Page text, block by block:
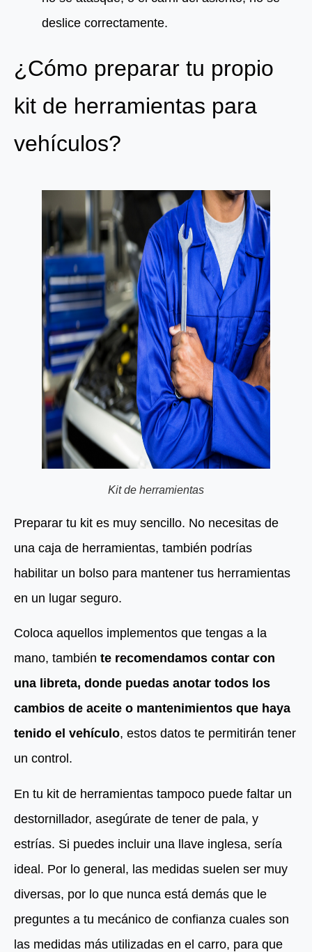
deslice correctamente.
¿Cómo preparar tu propio
kit de herramientas para
vehículos?
Kit de herramientas
Preparar tu kit es muy sencillo. No necesitas de
una caja de herramientas, también podrías
habilitar un bolso para mantener tus herramientas
en un lugar seguro.
Coloca aquellos implementos que tengas a la
mano, también te recomendamos contar con
una libreta, donde puedas anotar todos los
cambios de aceite o mantenimientos que haya
tenido el vehículo, estos datos te permitirán tener
un control.
En tu kit de herramientas tampoco puede faltar un
destornillador, asegúrate de tener de pala, y
estrías. Si puedes incluir una llave inglesa, sería
ideal. Por lo general, las medidas suelen ser muy
diversas, por lo que nunca está demás que le
preguntes a tu mecánico de confianza cuales son
las medidas más utilizadas en el carro, para que